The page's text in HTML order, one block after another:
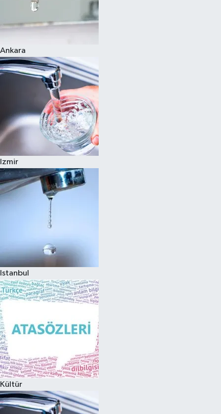
Ankara
Izmir
Istanbul
Kültür